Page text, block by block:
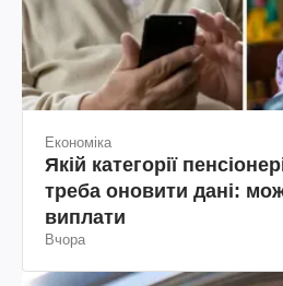
Економіка
Якій категорії
треба оновити дані:
виплати
Вчора